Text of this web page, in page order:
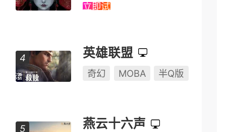
立即试玩
英雄联盟
奇幻 MOBA 半Q版
燕云十六声